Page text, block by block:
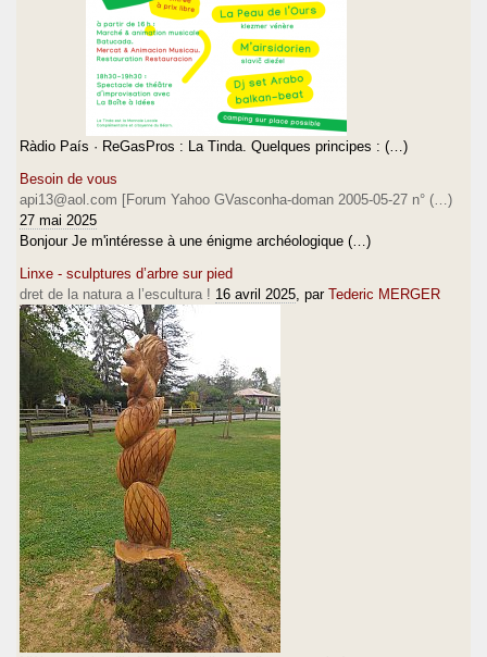
Ràdio País · ReGasPros : La Tinda. Quelques principes : (…)
Besoin de vous
api13@aol.com [Forum Yahoo GVasconha-doman 2005-05-27 n° (…)
27 mai 2025
Bonjour Je m'intéresse à une énigme archéologique (…)
Linxe - sculptures d’arbre sur pied
dret de la natura a l’escultura ! 16 avril 2025 , par Tederic MERGER